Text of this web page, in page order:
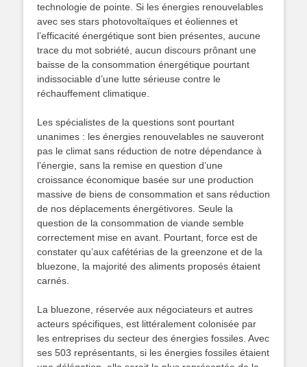
technologie de pointe. Si les énergies renouvelables
avec ses stars photovoltaïques et éoliennes et
l’efficacité énergétique sont bien présentes, aucune
trace du mot sobriété, aucun discours prônant une
baisse de la consommation énergétique pourtant
indissociable d’une lutte sérieuse contre le
réchauffement climatique.
Les spécialistes de la questions sont pourtant
unanimes : les énergies renouvelables ne sauveront
pas le climat sans réduction de notre dépendance à
l’énergie, sans la remise en question d’une
croissance économique basée sur une production
massive de biens de consommation et sans réduction
de nos déplacements énergétivores. Seule la
question de la consommation de viande semble
correctement mise en avant. Pourtant, force est de
constater qu’aux cafétérias de la greenzone et de la
bluezone, la majorité des aliments proposés étaient
carnés.
La bluezone, réservée aux négociateurs et autres
acteurs spécifiques, est littéralement colonisée par
les entreprises du secteur des énergies fossiles. Avec
ses 503 représentants, si les énergies fossiles étaient